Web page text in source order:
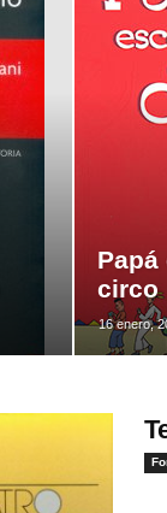
circo
16 enero,